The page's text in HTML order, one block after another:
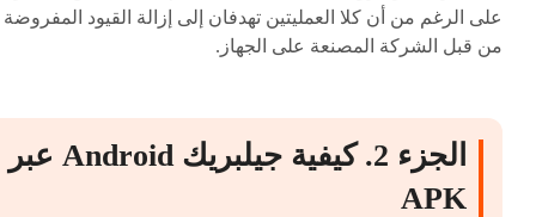
على الرغم من أن كلا العمليتين تهدفان إلى إزالة القيود المفروضة
من قبل الشركة المصنعة على الجهاز.
الجزء 2. كيفية جيلبريك Android عبر
APK